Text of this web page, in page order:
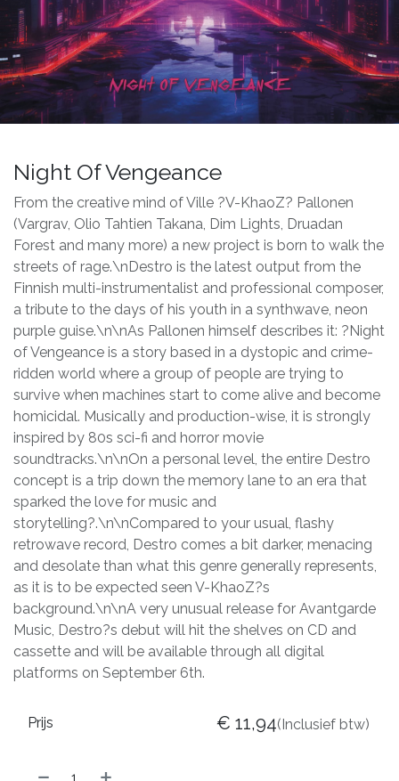
Night Of Vengeance
From the creative mind of Ville ?V-KhaoZ? Pallonen
(Vargrav, Olio Tahtien Takana, Dim Lights, Druadan
Forest and many more) a new project is born to walk the
streets of rage.\nDestro is the latest output from the
Finnish multi-instrumentalist and professional composer,
a tribute to the days of his youth in a synthwave, neon
purple guise.\n\nAs Pallonen himself describes it: ?Night
of Vengeance is a story based in a dystopic and crime-
ridden world where a group of people are trying to
survive when machines start to come alive and become
homicidal. Musically and production-wise, it is strongly
inspired by 80s sci-fi and horror movie
soundtracks.\n\nOn a personal level, the entire Destro
concept is a trip down the memory lane to an era that
sparked the love for music and
storytelling?.\n\nCompared to your usual, flashy
retrowave record, Destro comes a bit darker, menacing
and desolate than what this genre generally represents,
as it is to be expected seen V-KhaoZ?s
background.\n\nA very unusual release for Avantgarde
Music, Destro?s debut will hit the shelves on CD and
cassette and will be available through all digital
platforms on September 6th.
Prijs € 11,94(Inclusief btw)